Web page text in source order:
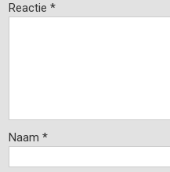
Reactie*
Naam*